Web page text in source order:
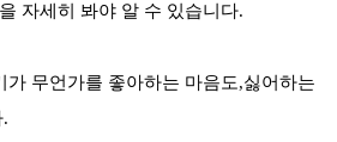
자세히 봐야 알 수 있습니다.
가 무언가를 좋아하는 마음도,싫어하는